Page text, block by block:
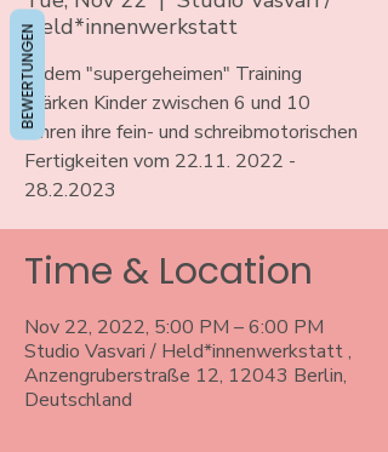
Held*innenwerkstatt
In dem "supergeheimen" Training
stärken Kinder zwischen 6 und 10
Jahren ihre fein- und schreibmotorischen
Fertigkeiten vom 22.11. 2022 -
28.2.2023
Time & Location
Nov 22, 2022, 5:00 PM – 6:00 PM
Studio Vasvari / Held*innenwerkstatt ,
Anzengruberstraße 12, 12043 Berlin,
Deutschland
BEWERTUNGEN